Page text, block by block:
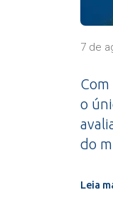
7 de
o
do
Leia